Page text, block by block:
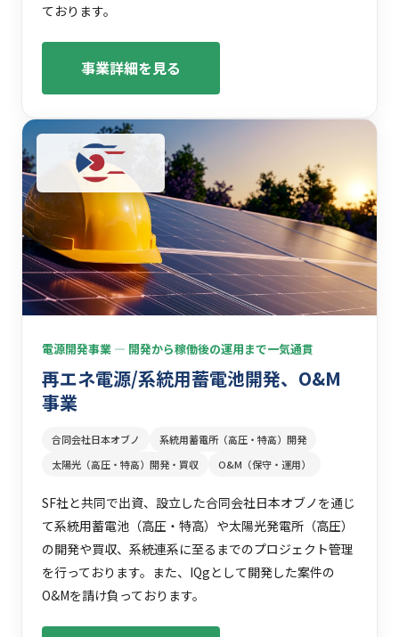
ております。
事業詳細を見る
電源開発事業 ― 開発から稼働後の運用まで一気通貫
再エネ電源/系統用蓄電池開発、O&M
事業
合同会社日本オブノ
系統用蓄電所（高圧・特高）開発
太陽光（高圧・特高）開発・買収
O&M（保守・運用）
SF社と共同で出資、設立した合同会社日本オブノを通じ
て系統用蓄電池（高圧・特高）や太陽光発電所（高圧）
の開発や買収、系統連系に至るまでのプロジェクト管理
を行っております。また、IQgとして開発した案件の
O&Mを請け負っております。